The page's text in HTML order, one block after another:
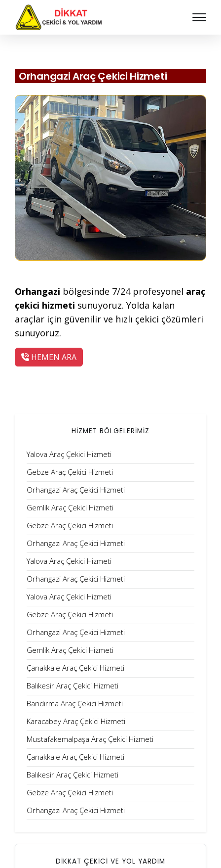
Orhangazi Araç Çekici Hizmeti
Orhangazi bölgesinde 7/24 profesyonel araç
çekici hizmeti sunuyoruz. Yolda kalan
araçlar için güvenilir ve hızlı çekici çözümleri
sunuyoruz.
HEMEN ARA
HİZMET BÖLGELERİMİZ
Yalova Araç Çekici Hizmeti
Gebze Araç Çekici Hizmeti
Orhangazi Araç Çekici Hizmeti
Gemlik Araç Çekici Hizmeti
Gebze Araç Çekici Hizmeti
Orhangazi Araç Çekici Hizmeti
Yalova Araç Çekici Hizmeti
Orhangazi Araç Çekici Hizmeti
Yalova Araç Çekici Hizmeti
Gebze Araç Çekici Hizmeti
Orhangazi Araç Çekici Hizmeti
Gemlik Araç Çekici Hizmeti
Çanakkale Araç Çekici Hizmeti
Balıkesir Araç Çekici Hizmeti
Bandırma Araç Çekici Hizmeti
Karacabey Araç Çekici Hizmeti
Mustafakemalpaşa Araç Çekici Hizmeti
Çanakkale Araç Çekici Hizmeti
Balıkesir Araç Çekici Hizmeti
Gebze Araç Çekici Hizmeti
Orhangazi Araç Çekici Hizmeti
DİKKAT ÇEKİCİ VE YOL YARDIM